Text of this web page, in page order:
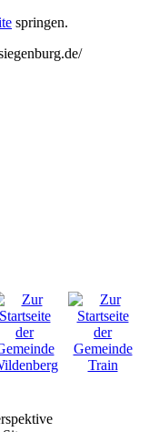
springen.